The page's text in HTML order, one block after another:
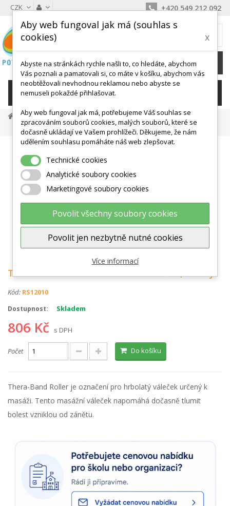
CZK +420 549 212 092
0 Kč
KATEGORIE
Masáž A Antistress
Masážní Pomůcky
THERA-BAND Roller - Masážní Váleček, Zelený
Zobrazit větší
THERA-BAND Roller - masážní váleček, zelený
Kód: RS12010
Dostupnost: Skladem
806 Kč s DPH
Počet Do košíku
Thera-Band Roller je označení pro hrbolatý váleček určený k
masáži. Tento masážní váleček napomáhá dočasně tlumit
bolest vzniklou od zánětu.
Aby web fungoval jak má (souhlas s
cookies)
x
Abyste na stránkách rychle našli to, co hledáte, abychom
Vás poznali a pamatovali si, co máte v košíku, abychom vás
neobtěžovali nevhodnou reklamou nebo abyste se
nemuseli pokaždé přihlašovat.
Aby web fungoval jak má, potřebujeme Váš souhlas se
zpracováním souborů cookies, malých souborů, které se
dočasně ukládají ve Vašem prohlížeči. Děkujeme, že nám
udělením souhlasu pomáháte náš web zlepšovat.
Technické cookies
Analytické soubory cookies
Marketingové soubory cookies
Povolit všechny soubory cookies
Povolit jen nezbytně nutné cookies
Více informací